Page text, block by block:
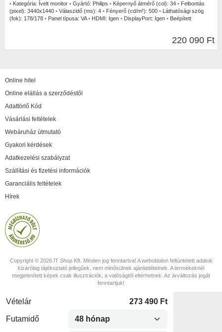
• Kategória: Ívelt monitor • Gyártó: Philips • Képernyő átmérő (col): 34 • Felbontás
(pixel): 3440x1440 • Válaszidő (ms): 4 • Fényerő (cd/m²): 500 • Láthatósági szög
(fok): 178/178 • Panel típusa: VA • HDMI: Igen • DisplayPort: Igen • Beépített
220 090 Ft
Online hitel
Online elállás a szerződéstől
Adattörlő Kód
Vásárlási feltételek
Webáruház útmutató
Gyakori kérdések
Adatkezelési szabályzat
Szállítási és fizetési információk
Garanciális feltételek
Hírek
Copyright © 2026 IT Shop Kft. Minden jog fenntartva! A weboldalon feltüntetett adatok
kizárólag tájékoztató jellegűek, nem minősülnek ajánlattételnek. A termékeknél
megjelenített képek csak illusztrációk, a valóságtól eltérhetnek. Az árváltozás jogát
fenntartjuk!